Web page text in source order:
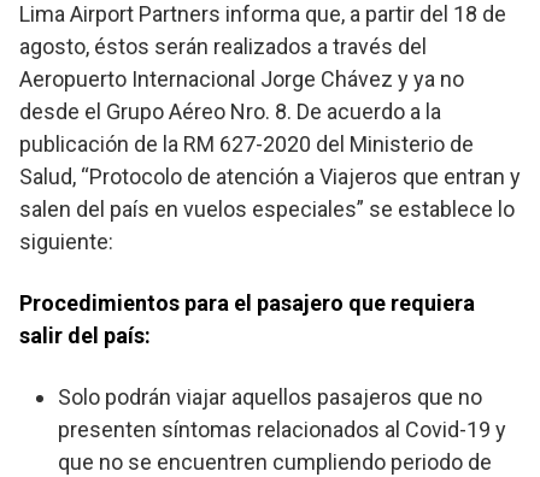
Lima Airport Partners informa que, a partir del 18 de
agosto, éstos serán realizados a través del
Aeropuerto Internacional Jorge Chávez y ya no
desde el Grupo Aéreo Nro. 8. De acuerdo a la
publicación de la RM 627-2020 del Ministerio de
Salud, “Protocolo de atención a Viajeros que entran y
salen del país en vuelos especiales” se establece lo
siguiente:
Procedimientos para el pasajero que requiera
salir del país:
Solo podrán viajar aquellos pasajeros que no
presenten síntomas relacionados al Covid-19 y
que no se encuentren cumpliendo periodo de